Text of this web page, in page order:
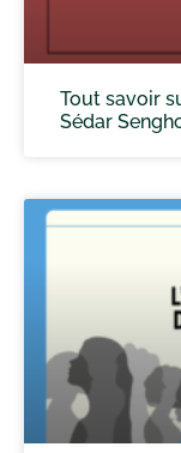
Tout savoir
Sédar